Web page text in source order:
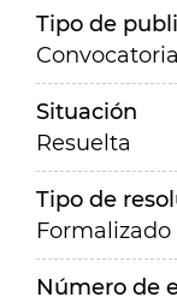
Tipo de
Situación
Resuelta
Tipo de
Formalizado
Número de